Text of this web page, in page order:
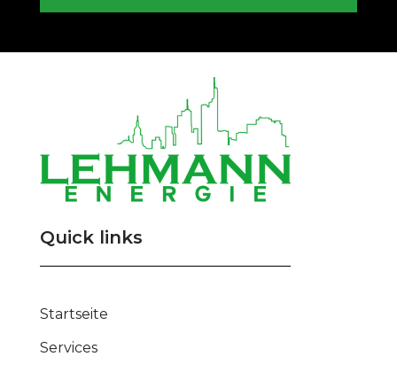
Quick links
Startseite
Services